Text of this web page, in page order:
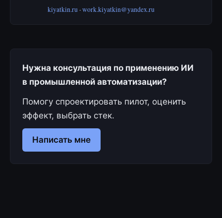
kiyatkin.ru ·work.kiyatkin@yandex.ru
Нужна консультация по применению ИИ
в промышленной автоматизации?
Помогу спроектировать пилот, оценить
эффект, выбрать стек.
Написать мне